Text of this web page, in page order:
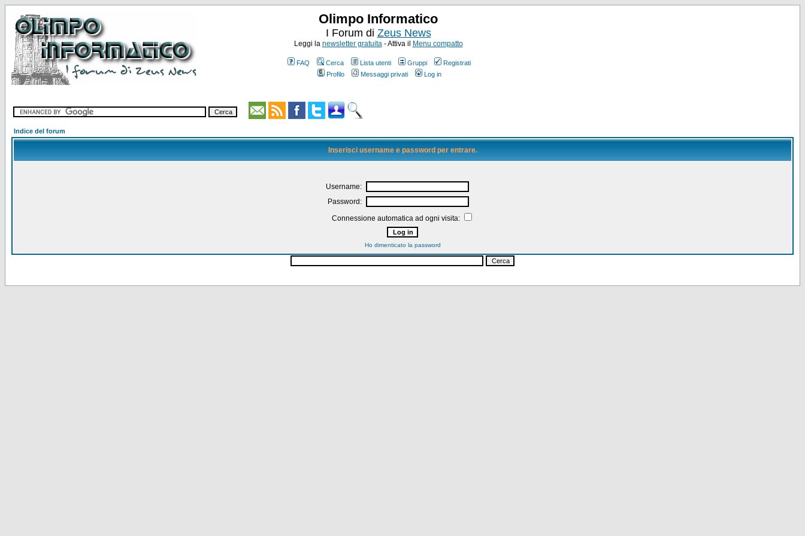
Olimpo Informatico
I Forum di Zeus News
Leggi la newsletter gratuita- Attiva il Menu compatto
FAQ Cerca Lista utenti Gruppi
Registrati
Profilo
Messaggi privati Log in
Indice del forum
Inserisci username e password per entrare.
Username:
Password:
Connessione automatica ad ogni visita:
Ho dimenticato la password